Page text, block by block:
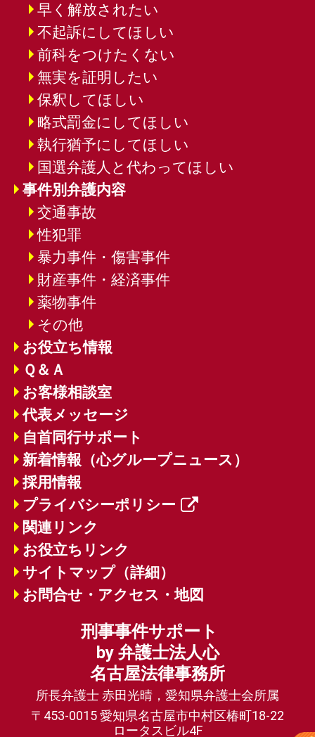
早く解放されたい
不起訴にしてほしい
前科をつけたくない
無実を証明したい
保釈してほしい
略式罰金にしてほしい
執行猶予にしてほしい
国選弁護人と代わってほしい
事件別弁護内容
交通事故
性犯罪
暴力事件・傷害事件
財産事件・経済事件
薬物事件
その他
お役立ち情報
Ｑ＆Ａ
お客様相談室
代表メッセージ
自首同行サポート
新着情報（心グループニュース）
採用情報
プライバシーポリシー
関連リンク
お役立ちリンク
サイトマップ（詳細）
お問合せ・アクセス・地図
刑事事件サポート
by 弁護士法人心
名古屋法律事務所
所長弁護士 赤田光晴，愛知県弁護士会所属
〒453-0015 愛知県名古屋市中村区椿町18-22
ロータスビル4F